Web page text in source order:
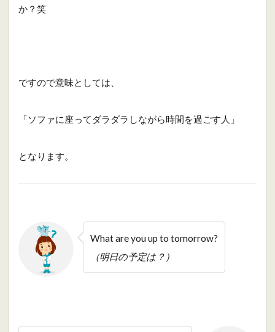
か？笑
ですので意味としては、
「ソファに座ってダラダラしながら時間を過ごす人」
となります。
What are you up to tomorrow?
（明日の予定は？）